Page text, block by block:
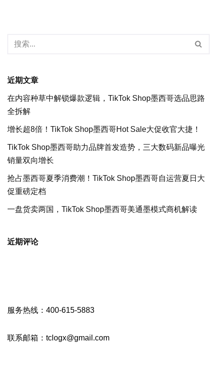
近期文章
在内容种草中解锁爆款逻辑，TikTok Shop墨西哥选品思路
全拆解
增长超8倍！TikTok Shop墨西哥Hot Sale大促收官大捷！
TikTok Shop墨西哥助力品牌首发造势，三大数码新品曝光
销量双向增长
抢占墨西哥夏季消费潮！TikTok Shop墨西哥自运营夏日大
促重磅定档
一盘货卖两国，TikTok Shop墨西哥美通墨模式商机解读
近期评论
服务热线：400-615-5883
联系邮箱：tclogx@gmail.com